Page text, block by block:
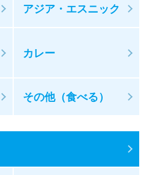
アジア・エスニック
カレー
その他（食べる）